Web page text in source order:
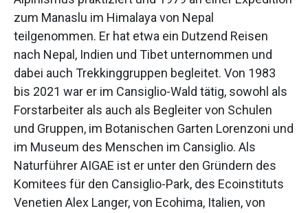
zum Manaslu im Himalaya von Nepal
teilgenommen. Er hat etwa ein Dutzend Reisen
nach Nepal, Indien und Tibet unternommen und
dabei auch Trekkinggruppen begleitet. Von 1983
bis 2021 war er im Cansiglio-Wald tätig, sowohl als
Forstarbeiter als auch als Begleiter von Schulen
und Gruppen, im Botanischen Garten Lorenzoni und
im Museum des Menschen im Cansiglio. Als
Naturführer AIGAE ist er unter den Gründern des
Komitees für den Cansiglio-Park, des Ecoinstituts
Venetien Alex Langer, von Ecohima, Italien, von